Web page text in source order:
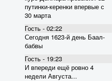
пyтинки-керенки впервые с
30 марта
Гость - 02:22
Сегодня 1623-й день Баал-
бабвы
Гость - 19:23
И впереди ещё ровно 4
недели Августа...